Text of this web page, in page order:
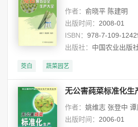
作者： 俞晓平 陈建明
出版时间： 2008-01
ISBN： 978-7-109-
出版社： 中国农业出版
茭白 蔬菜园艺
无公害莼菜标准化生
作者： 姚维志 张登中 谭
出版时间： 2006-01